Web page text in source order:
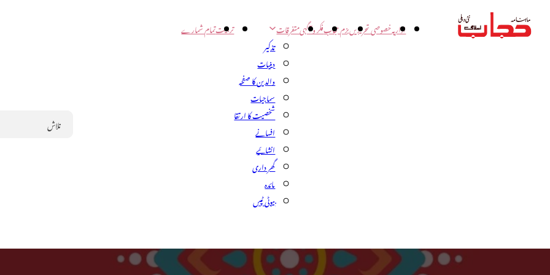
اداریہخصوصی تحریریںبزم حجابفکر و آگہیمتفرقات
تذکیر
دینیات
والدین کا صفحہ
سماجیات
شخصیت کا ارتقا
افسانے
انشائیے
گھر داری
مائدہ
بیوٹی ٹپس
تربیتتمام شمارے
Search